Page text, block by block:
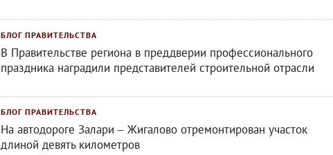
БЛОГ ПРАВИТЕЛЬСТВА
В Правительстве региона в преддверии профессионального
праздника наградили представителей строительной отрасли
БЛОГ ПРАВИТЕЛЬСТВА
На автодороге Залари – Жигалово отремонтирован участок
длиной девять километров